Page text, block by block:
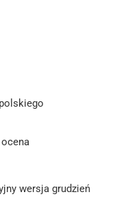
wersja grudzień